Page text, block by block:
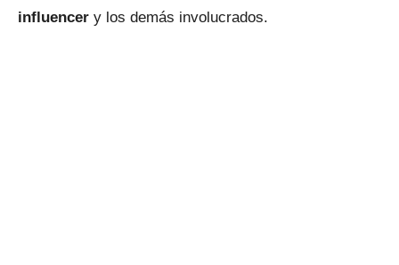
influencer y los demás involucrados.